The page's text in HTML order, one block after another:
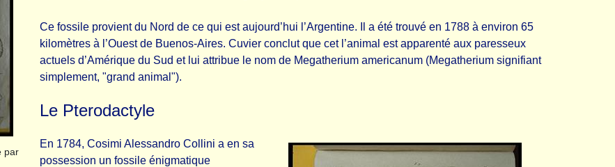
par
Ce fossile provient du Nord de ce qui est aujourd’hui l’Argentine. Il a été trouvé en 1788 à environ 65
kilomètres à l’Ouest de Buenos-Aires. Cuvier conclut que cet l’animal est apparenté aux paresseux
actuels d’Amérique du Sud et lui attribue le nom de Megatherium americanum (Megatherium signifiant
simplement, "grand animal").
Le Pterodactyle
En 1784, Cosimi Alessandro Collini a en sa
possession un fossile énigmatique